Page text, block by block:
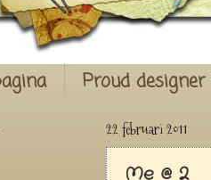
Proud
22 februari 2011
Me @ 2